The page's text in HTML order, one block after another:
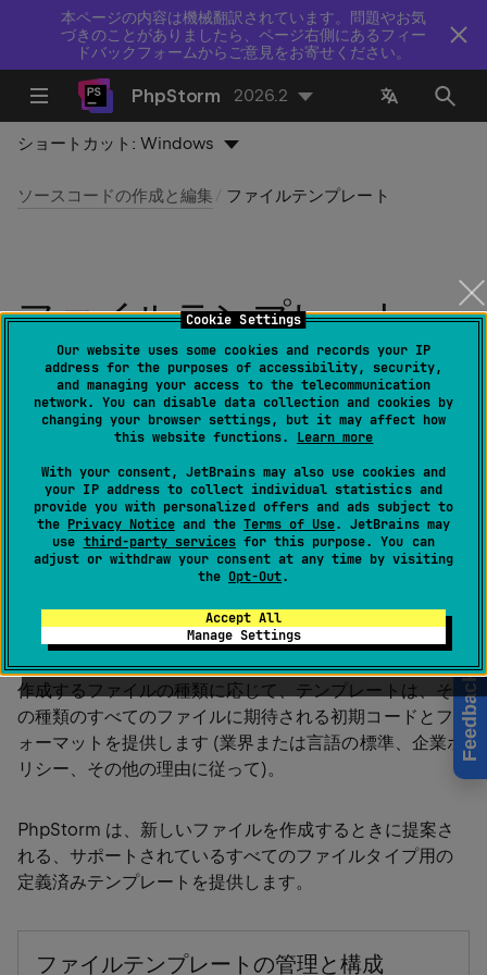
Cookie Settings
Our website uses some cookies and records your IP
address for the purposes of accessibility, security,
and managing your access to the telecommunication
network. You can disable data collection and cookies by
changing your browser settings, but it may affect how
this website functions. Learn more
With your consent, JetBrains may also use cookies and
your IP address to collect individual statistics and
provide you with personalized offers and ads subject to
the Privacy Noticeand the Terms of Use. JetBrains may
use third-party servicesfor this purpose. You can
adjust or withdraw your consent at any time by visiting
the Opt-Out.
Accept All
Manage Settings
本ページの内容は機械翻訳されています。問題やお気
づきのことがありましたら、ページ右側にあるフィー
ドバックフォームからご意見をお寄せください。
Feedback
PhpStorm 2026.2
ショートカット:Windows
ソースコードの作成と編集 ファイルテンプレート
ファイルテンプレート
最終更新日： 2026 年 8 月 5 日
0
S を押して設定を開き、エディター | ファ
イルおよびコードテンプレートに移動します。
ファイルテンプレートは、プロジェクトツリーのコンテ
ファイル | 新規メニューまたは
容の仕様です。
作成するファイルの種類に応じて、テンプレートは、そ
の種類のすべてのファイルに期待される初期コードとフ
ォーマットを提供します (業界または言語の標準、企業ポ
リシー、その他の理由に従って)。
PhpStorm は、新しいファイルを作成するときに提案さ
れる、サポートされているすべてのファイルタイプ用の
定義済みテンプレートを提供します。
ファイルテンプレートの管理と構成